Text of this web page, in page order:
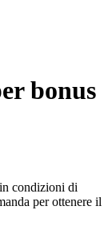
bonus
condizioni di
per ottenere il